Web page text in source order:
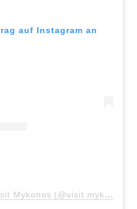
auf Instagram an
Ein Beitrag geteilt von Visit Mykonos (@visit.mykonos)